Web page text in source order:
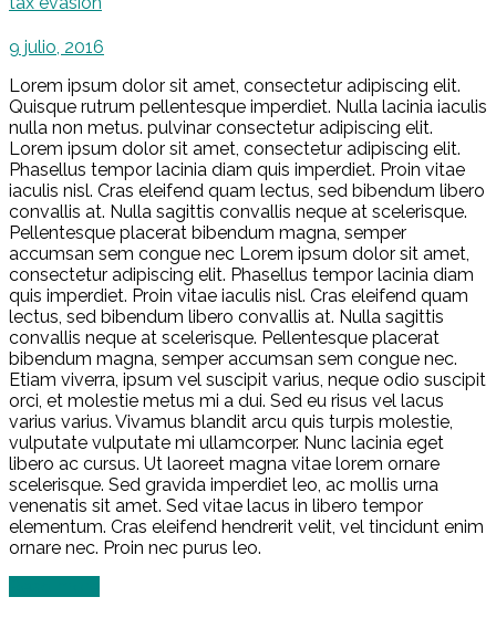
9 julio, 2016
Lorem ipsum dolor sit amet, consectetur adipiscing elit.
Quisque rutrum pellentesque imperdiet. Nulla lacinia iaculis
nulla non metus. pulvinar consectetur adipiscing elit.
Lorem ipsum dolor sit amet, consectetur adipiscing elit.
Phasellus tempor lacinia diam quis imperdiet. Proin vitae
iaculis nisl. Cras eleifend quam lectus, sed bibendum libero
convallis at. Nulla sagittis convallis neque at scelerisque.
Pellentesque placerat bibendum magna, semper
accumsan sem congue nec Lorem ipsum dolor sit amet,
consectetur adipiscing elit. Phasellus tempor lacinia diam
quis imperdiet. Proin vitae iaculis nisl. Cras eleifend quam
lectus, sed bibendum libero convallis at. Nulla sagittis
convallis neque at scelerisque. Pellentesque placerat
bibendum magna, semper accumsan sem congue nec.
Etiam viverra, ipsum vel suscipit varius, neque odio suscipit
orci, et molestie metus mi a dui. Sed eu risus vel lacus
varius varius. Vivamus blandit arcu quis turpis molestie,
vulputate vulputate mi ullamcorper. Nunc lacinia eget
libero ac cursus. Ut laoreet magna vitae lorem ornare
scelerisque. Sed gravida imperdiet leo, ac mollis urna
venenatis sit amet. Sed vitae lacus in libero tempor
elementum. Cras eleifend hendrerit velit, vel tincidunt enim
ornare nec. Proin nec purus leo.